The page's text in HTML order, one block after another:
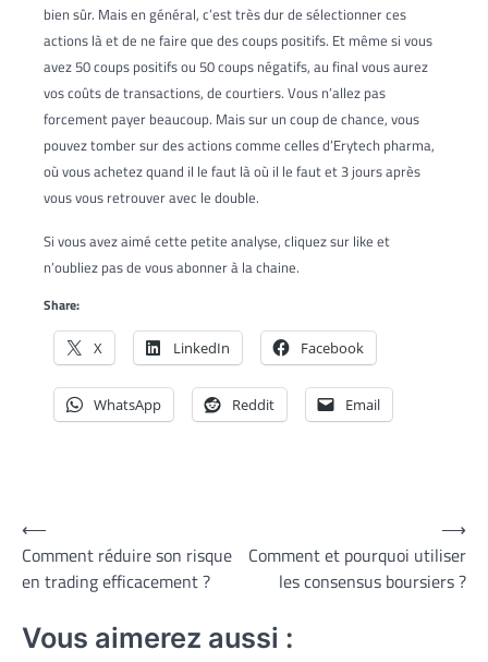
bien sûr. Mais en général, c’est très dur de sélectionner ces
actions là et de ne faire que des coups positifs. Et même si vous
avez 50 coups positifs ou 50 coups négatifs, au final vous aurez
vos coûts de transactions, de courtiers. Vous n’allez pas
forcement payer beaucoup. Mais sur un coup de chance, vous
pouvez tomber sur des actions comme celles d’Erytech pharma,
où vous achetez quand il le faut là où il le faut et 3 jours après
vous vous retrouver avec le double.
Si vous avez aimé cette petite analyse, cliquez sur like et
n’oubliez pas de vous abonner à la chaine.
Share:
X LinkedIn Facebook
WhatsApp Reddit Email
Post
navigation
⟵
Comment réduire son risque
en trading efficacement ?
Comment et pourquoi utiliser
les consensus boursiers ?
⟶
Vous aimerez aussi :